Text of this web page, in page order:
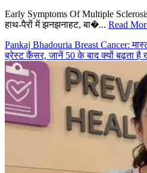
Early Symptoms Of Multiple
हाथ-पैरों में झनझनाहट, बा�... Read
Pankaj Bhadouria Breast Cancer:
ब्रेस्ट कैंसर, जानें 50 के बाद क्यों बढ़ता है